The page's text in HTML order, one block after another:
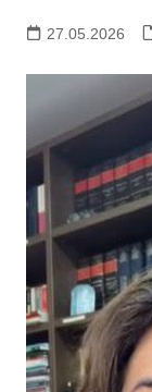
27.05.2026